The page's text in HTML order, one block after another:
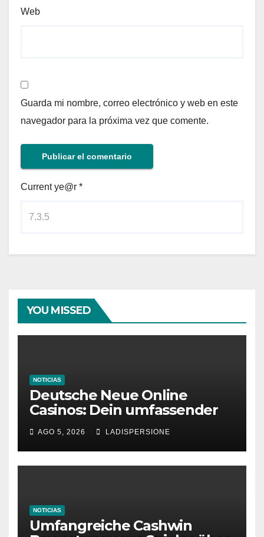
Web
Guarda mi nombre, correo electrónico y web en este
navegador para la próxima vez que comente.
Current ye@r *
YOU MISSED
NOTICIAS
Deutsche Neue Online
Casinos: Dein umfassender
Ratgeber für moderne
Glücksspielplattformen
AGO 5, 2026 LADISPERSIONE
NOTICIAS
Umfangreiche Cashwin